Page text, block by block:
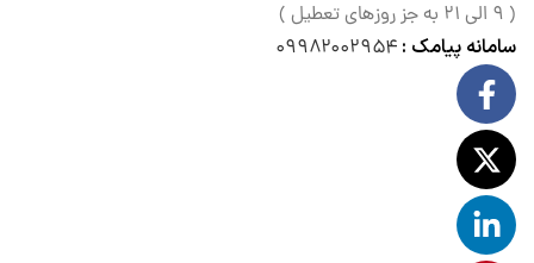
( ۹ الی ۲۱ به جز روزهای تعطیل )
سامانه پیامک : ۰۹۹۸۲۰۰۲۹۵۴